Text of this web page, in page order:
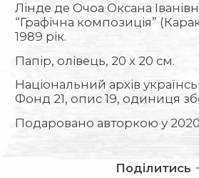
Лінде де Очоа Оксана
“Графічна композиція”
1989 рік.
Папір, олівець, 20 х 20 см.
Національний архів
Фонд 21, опис 19, одиниця
Подаровано авторкою у 2020
Поділитись